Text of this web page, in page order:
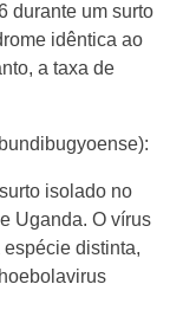
durante um surto
idêntica ao
a taxa de
isolado no
Uganda. O vírus
distinta,